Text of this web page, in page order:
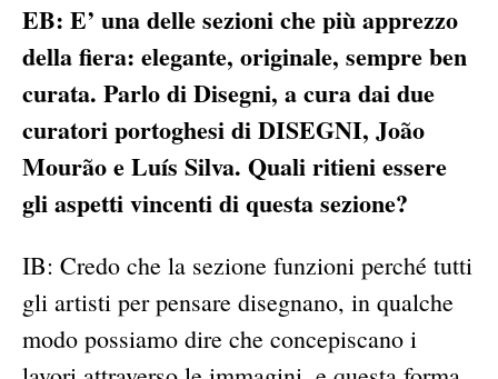
EB: E’ una delle sezioni che più apprezzo
della fiera: elegante, originale, sempre ben
curata. Parlo di Disegni, a cura dai due
curatori portoghesi di DISEGNI, João
Mourão e Luís Silva. Quali ritieni essere
gli aspetti vincenti di questa sezione?
IB: Credo che la sezione funzioni perché tutti
gli artisti per pensare disegnano, in qualche
modo possiamo dire che concepiscano i